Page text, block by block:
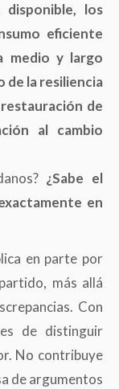
los
eficiente
medio y largo
de la resiliencia
de
al cambio
¿Sabe el
en
en parte por
más allá
Con
de distinguir
No contribuye
de argumentos